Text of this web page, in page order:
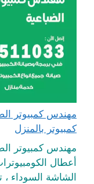
كمبيوتر بالمنزل
مهندس كمبيوتر
أعطال
الشاشة السوداء